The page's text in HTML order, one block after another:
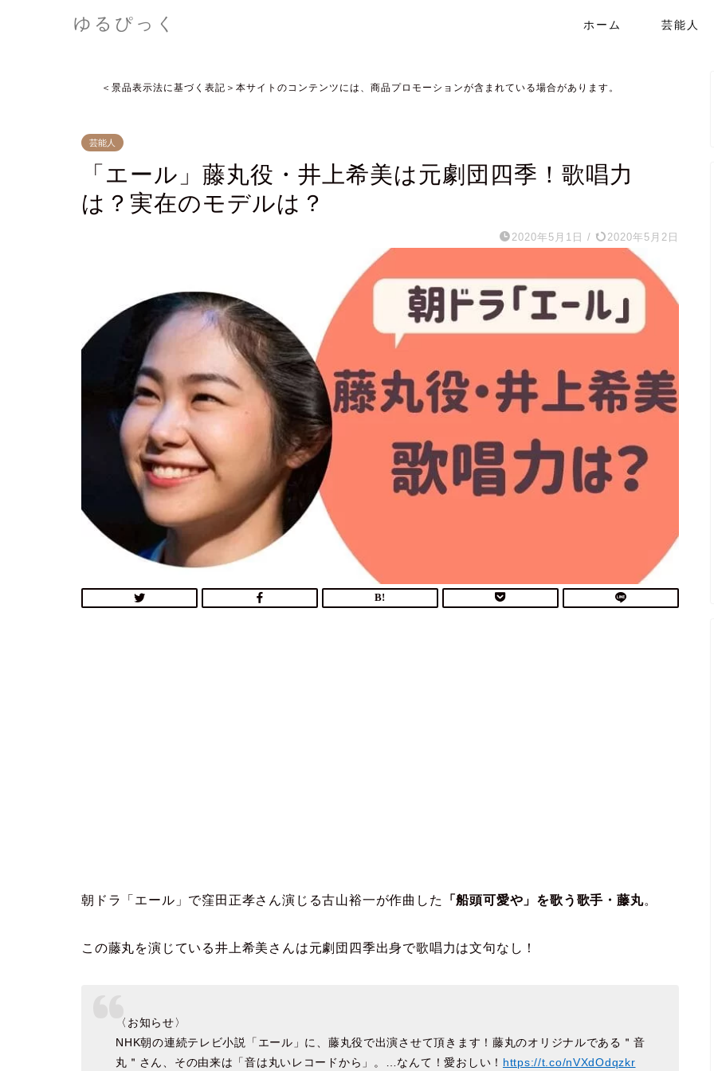
ゆるぴっく ホーム 芸能人
＜景品表示法に基づく表記＞本サイトのコンテンツには、商品プロモーションが含まれている場合があります。
芸能人
「エール」藤丸役・井上希美は元劇団四季！歌唱力
は？実在のモデルは？
2020年5月1日 / 2020年5月2日
朝ドラ「エール」で窪田正孝さん演じる古山裕一が作曲した 「船頭可愛や」を歌う歌手・藤丸。
この藤丸を演じている井上希美さんは元劇団四季出身で歌唱力は文句なし！
〈お知らせ〉
NHK朝の連続テレビ小説「エール」に、藤丸役で出演させて頂きます！藤丸のオリジナルである＂音
丸＂さん、その由来は「音は丸いレコードから」。…なんて！愛おしい！ https://t.co/nVXdOdqzkr